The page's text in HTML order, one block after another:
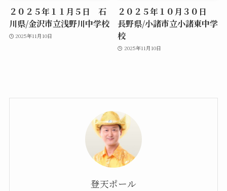
２０２５年１１月５日 石
川県/金沢市立浅野川中学校
2025年11月10日
２０２５年１０月３０日
長野県/小諸市立小諸東中学
校
2025年11月10日
登天ポール